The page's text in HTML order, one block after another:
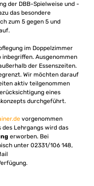
der DBB-Spielweise und -
das besondere
zum 5 gegen 5 und
im Doppelzimmer
inbegriffen. Ausgenommen
der Essenszeiten.
Wir möchten darauf
aktiv teilgenommen
eines
durchgeführt.
vorgenommen
Lehrgangs wird das
erworben. Bei
unter 02331/106 148,